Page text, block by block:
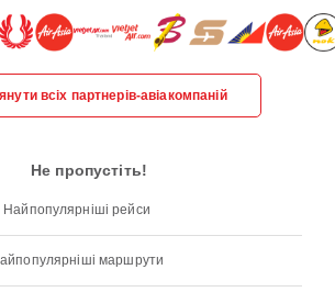
всіх партнерів-авіакомпаній
Не пропустіть!
Найпопулярніші рейси
маршрути